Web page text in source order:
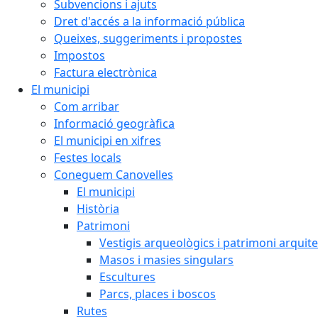
Subvencions i ajuts
Dret d'accés a la informació pública
Queixes, suggeriments i propostes
Impostos
Factura electrònica
El municipi
Com arribar
Informació geogràfica
El municipi en xifres
Festes locals
Coneguem Canovelles
El municipi
Història
Patrimoni
Vestigis arqueològics i patrimoni
Masos i masies singulars
Escultures
Parcs, places i boscos
Rutes